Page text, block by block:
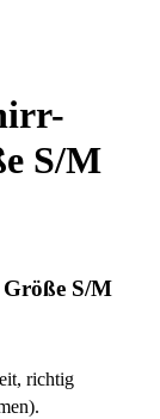
S/M
S/M
richtig